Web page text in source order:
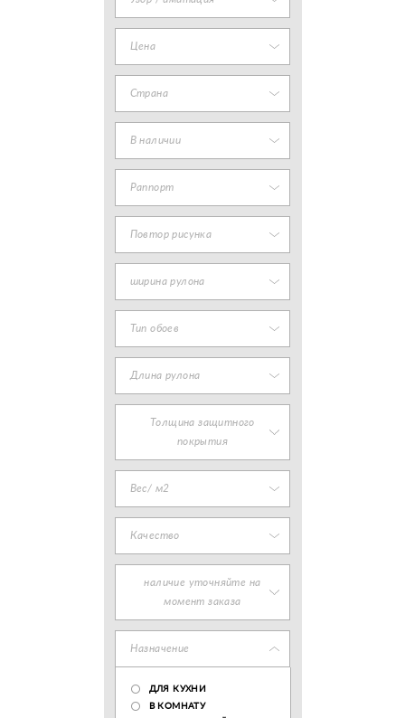
Цена
Страна
В наличии
Раппорт
Повтор рисунка
ширина рулона
Тип обоев
Длина рулона
Толщина защитного
покрытия
Вес/ м2
Качество
наличие уточняйте на
момент заказа
Назначение
ДЛЯ КУХНИ
В КОМНАТУ